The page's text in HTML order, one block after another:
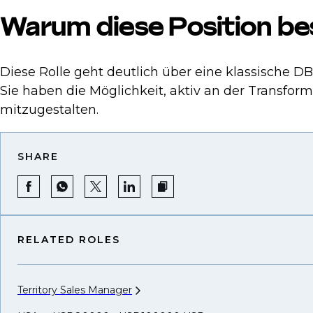
Warum diese Position
Diese Rolle geht deutlich über eine klassische
Sie haben die Möglichkeit, aktiv an der
mitzugestalten.
SHARE
RELATED ROLES
Territory Sales Manager